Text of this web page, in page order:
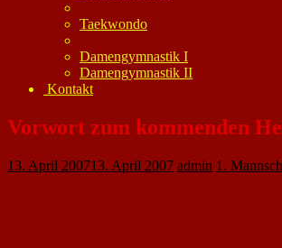
Taekwondo
Damengymnastik I
Damengymnastik II
Kontakt
Vorwort zum kommenden
13. April 200713. April 2007 admin 1.